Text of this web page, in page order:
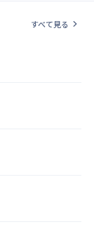
すべて見る chevron_right